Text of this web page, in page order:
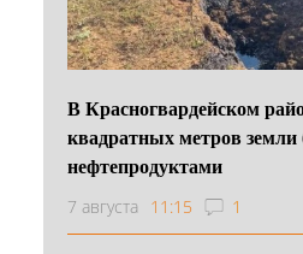
В Красногвардейском
квадратных метров
нефтепродуктами
7 августа 11:15 1